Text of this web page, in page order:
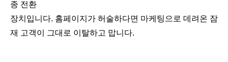
종 전환
장치입니다. 홈페이지가 허술하다면 마케팅으로 데려온 잠
재 고객이 그대로 이탈하고 맙니다.